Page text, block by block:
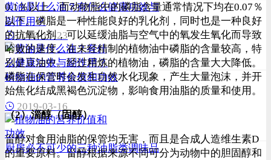
0.1％以上，而动物脂中的磷脂含量通常情况下均在0.07％
以下。磷脂是一种性能良好的乳化剂，同时也是一种良好
的抗氧化剂，可以延缓油脂与空气中的氧发生氧化而导致
哈败的速度。在未经精制的植物油中磷脂的含量较高，特
别是豆油中。经过精炼的植物油，磷脂的含量大大降低。
磷脂在保管时会发生自然水化现象，产生大量泡沫，并开
始焦化结成黑褐色沉淀物，影响食用油脂的质量和使用。
（2）淄醇（固醇）
甾醇对食用油脂的保管均无害，而且是合成人造维生素D
的重要原料。甾醇根据来源不同可分为动物中的胆固醇和
黄油是什么油？有什么健康功效与
副作用？
2019-10-23
植物油的营养价值和功效
2019-03-16
厨房必不可少的三种油脂类调味品